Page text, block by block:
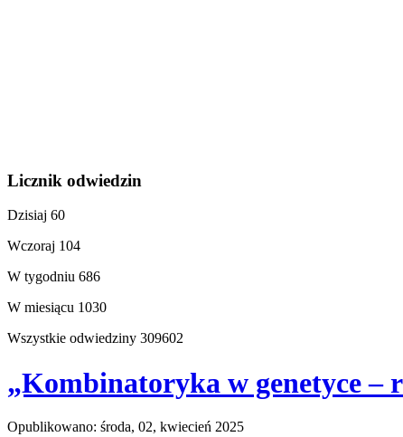
Licznik odwiedzin
Dzisiaj 60
Wczoraj 104
W tygodniu 686
W miesiącu 1030
Wszystkie odwiedziny 309602
„Kombinatoryka w genetyce –
Opublikowano: środa, 02, kwiecień 2025